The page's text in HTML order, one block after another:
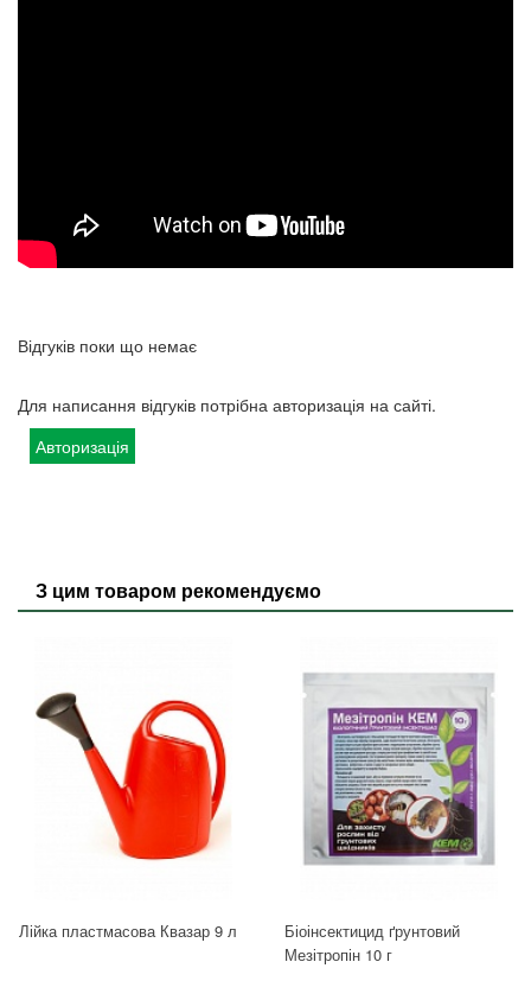
Відгуків поки що немає
Для написання відгуків потрібна авторизація на сайті.
Авторизація
З цим товаром рекомендуємо
Лійка пластмасова Квазар 9 л
Біоінсектицид ґрунтовий
Мезітропін 10 г